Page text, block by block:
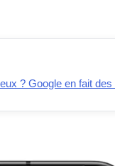
? Google en fait